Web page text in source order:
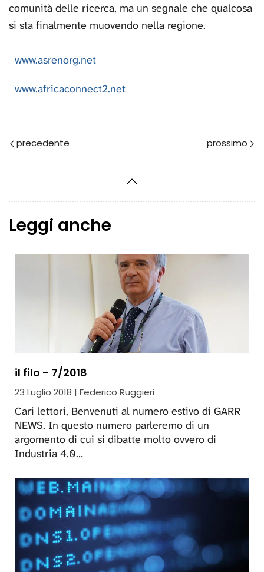
comunità delle ricerca, ma un segnale che qualcosa
si sta finalmente muovendo nella regione.
www.asrenorg.net
www.africaconnect2.net
Leggi anche
il filo - 7/2018
23 Luglio 2018 | Federico Ruggieri
Cari lettori, Benvenuti al numero estivo di GARR
NEWS. In questo numero parleremo di un
argomento di cui si dibatte molto ovvero di
Industria 4.0…